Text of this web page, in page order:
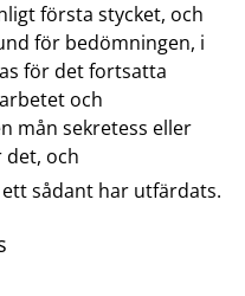
första stycket, och
för bedömningen, i
för det fortsatta
och
mån sekretess eller
och
sådant har utfärdats.